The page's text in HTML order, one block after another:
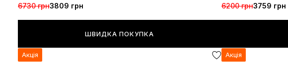
6730 грн3809 грн
ШВИДКА ПОКУПКА
6200 грн3759 грн
Акція Акція